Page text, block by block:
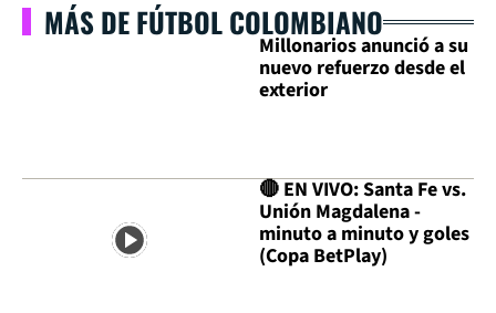
MÁS DE FÚTBOL COLOMBIANO
Millonarios anunció a su
nuevo refuerzo desde el
exterior
🔴 EN VIVO: Santa Fe vs.
Unión Magdalena -
minuto a minuto y goles
(Copa BetPlay)